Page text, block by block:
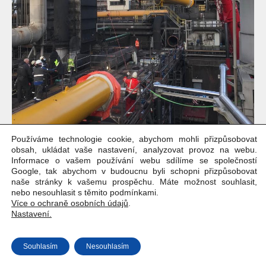
Copyright © Weiron Dynamics, s.r.o. |
Používáme technologie cookie, abychom mohli přizpůsobovat
obsah, ukládat vaše nastavení, analyzovat provoz na webu.
Informace o vašem používání webu sdílíme se společností
Google, tak abychom v budoucnu byli schopni přizpůsobovat
naše stránky k vašemu prospěchu. Máte možnost souhlasit,
nebo nesouhlasit s těmito podmínkami.
Více o ochraně osobních údajů
Nastavení.
Souhlasím Nesouhlasím